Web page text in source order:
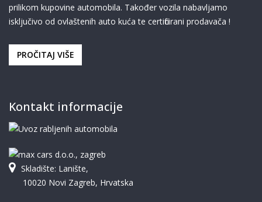
prilikom kupovine automobila. Također vozila nabavljamo
isključivo od ovlaštenih auto kuća te certificirani prodavača !
PROČITAJ VIŠE
Kontakt informacije
Skladište: Lanište,
10020 Novi Zagreb, Hrvatska